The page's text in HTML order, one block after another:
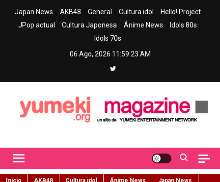
Japan News AKB48 General Cultura idol
Hello! Project
JPop actual
Cultura Japonesa Ánime News
Idols 80s
Idols 70s
06 Ago, 2026 11:59:24 AM
Inicio AKB48 Cultura idol Ánime News
Japan News